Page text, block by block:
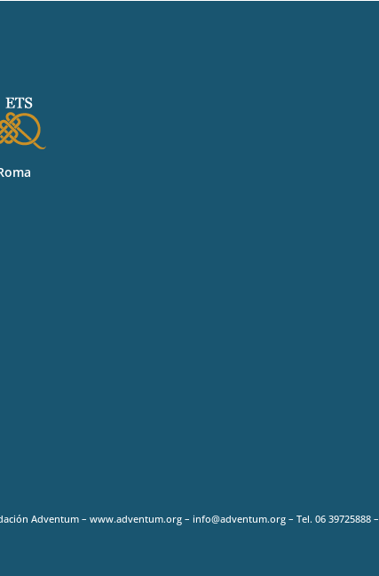
Adventum – www.adventum.org – info@adventum.org – Tel. 06 39725888 –